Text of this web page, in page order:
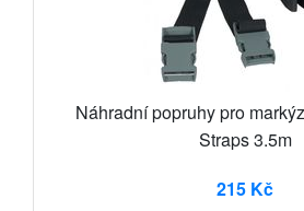
Náhradní popruhy pro
Straps 3.5m
215 Kč